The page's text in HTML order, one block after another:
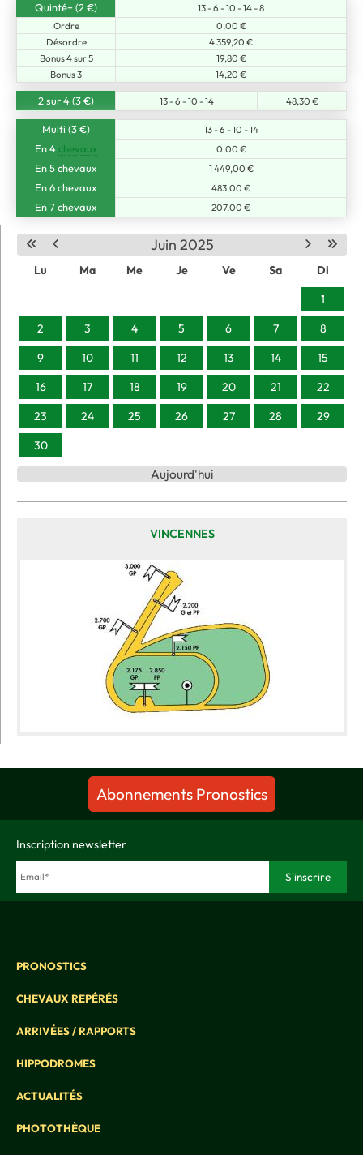
Juin 2025
Lu Ma Me Je Ve Sa
Di
1
2
3 4 5 6 7
8
9
10 11 12 13 14
15
16
17 18 19 20 21
22
23
24 25 26 27 28
29
30
Aujourd'hui
VINCENNES
Quinté+ (2 €)
13 - 6 - 10 - 14 - 8
Ordre
0,00 €
Désordre
4 359,20 €
Bonus 4 sur 5
19,80 €
Bonus 3
14,20 €
2 sur 4 (3 €) 13 - 6 - 10 - 14 48,30 €
Multi (3 €) 13 - 6 - 10 - 14
En 4 chevaux 0,00 €
En 5 chevaux 1 449,00 €
En 6 chevaux 483,00 €
En 7 chevaux 207,00 €
Abonnements Pronostics
Inscription newsletter
PRONOSTICS
CHEVAUX REPÉRÉS
ARRIVÉES / RAPPORTS
HIPPODROMES
ACTUALITÉS
PHOTOTHÈQUE